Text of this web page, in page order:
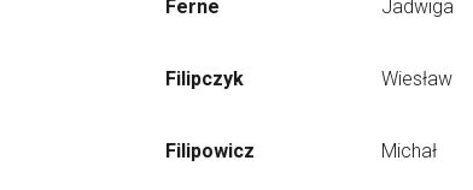
Ferne Jadwiga
Filipczyk Wiesław
Filipowicz Michał